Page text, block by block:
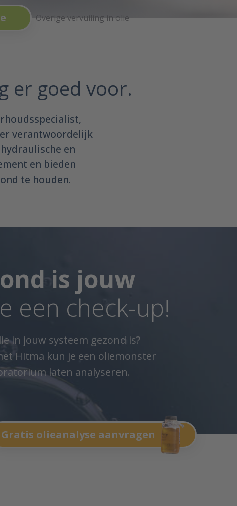
Overige vervuiling in olie
er goed voor.
verantwoordelijk
en
en bieden
te houden.
is jouw
een check-up!
in jouw systeem gezond is?
Hitma kun je een oliemonster
laten analyseren.
Gratis olieanalyse aanvragen